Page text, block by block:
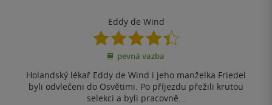
Eddy de Wind
4.4
z
5
pevná vazba
Holandský lékař Eddy de Wind i jeho manželka Friedel
byli odvlečeni do Osvětimi. Po příjezdu přežili krutou
selekci a byli pracovně...